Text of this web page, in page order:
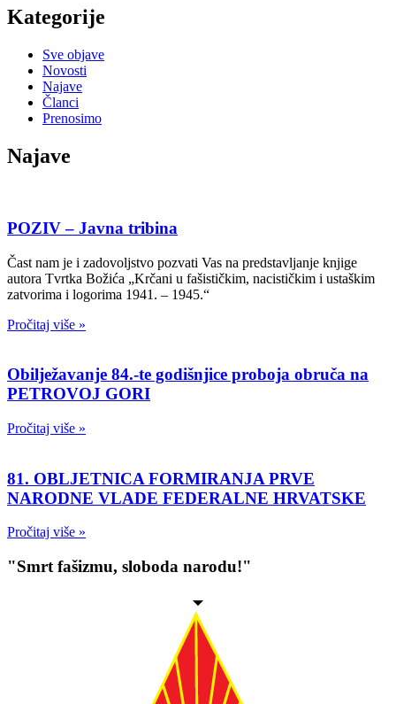
Kategorije
Sve objave
Novosti
Najave
Članci
Prenosimo
Najave
POZIV – Javna tribina
Čast nam je i zadovoljstvo pozvati Vas na predstavljanje knjige
autora Tvrtka Božića „Krčani u fašističkim, nacističkim i ustaškim
zatvorima i logorima 1941. – 1945.“
Pročitaj više »
Obilježavanje 84.-te godišnjice proboja obruča na
PETROVOJ GORI
Pročitaj više »
81. OBLJETNICA FORMIRANJA PRVE
NARODNE VLADE FEDERALNE HRVATSKE
Pročitaj više »
"Smrt fašizmu, sloboda narodu!"